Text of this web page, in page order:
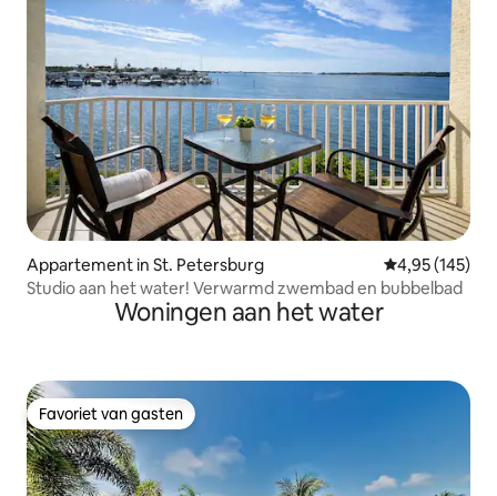
Appartement in St. Petersburg Gemiddelde
4,95 (145)
Studio aan het water! Verwarmd zwembad en bubbelbad
Woningen aan het water
Favoriet van gasten
Favoriet van gasten